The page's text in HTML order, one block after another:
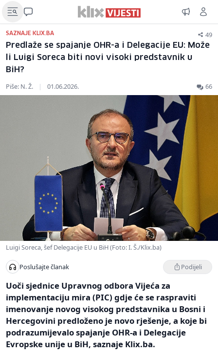
SAZNAJE KLIX.BA 49
Predlaže se spajanje OHR-a i Delegacije EU: Može
li Luigi Soreca biti novi visoki predstavnik u
BiH?
Piše: N. Ž. | 01.06.2026. 66
Luigi Soreca, šef Delegacije EU u BiH (Foto: I. Š./Klix.ba)
Poslušajte članak Podijeli
Uoči sjednice Upravnog odbora Vijeća za
implementaciju mira (PIC) gdje će se raspraviti
imenovanje novog visokog predstavnika u Bosni i
Hercegovini predloženo je novo rješenje, a koje bi
podrazumijevalo spajanje OHR-a i Delegacije
Evropske unije u BiH, saznaje Klix.ba.